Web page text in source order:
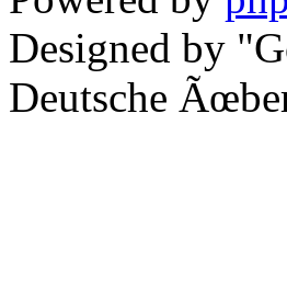
Designed by
Deutsche